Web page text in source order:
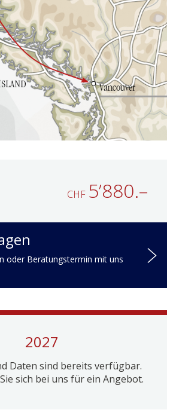
CHF 5’880.–
oder Beratungstermin mit uns
2027
Daten sind bereits verfügbar.
sich bei uns für ein Angebot.